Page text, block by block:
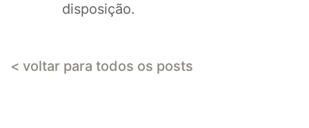
disposição.
< voltar para todos os posts